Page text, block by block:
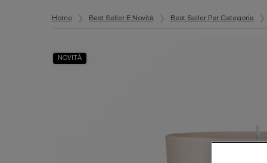
Home Best Seller E Novità Best Seller Per Categoria
NOVITÀ